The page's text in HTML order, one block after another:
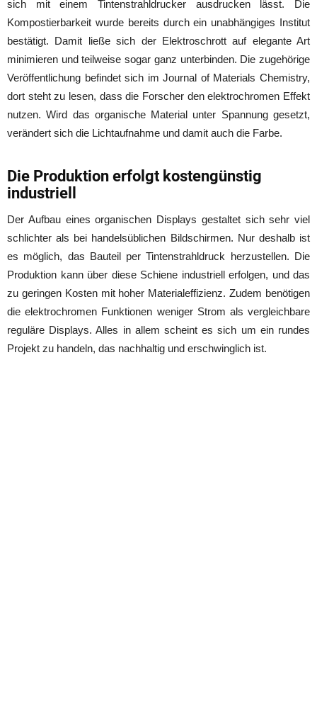
sich mit einem Tintenstrahldrucker ausdrucken lässt. Die
Kompostierbarkeit wurde bereits durch ein unabhängiges Institut
bestätigt. Damit ließe sich der Elektroschrott auf elegante Art
minimieren und teilweise sogar ganz unterbinden. Die zugehörige
Veröffentlichung befindet sich im Journal of Materials Chemistry,
dort steht zu lesen, dass die Forscher den elektrochromen Effekt
nutzen. Wird das organische Material unter Spannung gesetzt,
verändert sich die Lichtaufnahme und damit auch die Farbe.
Die Produktion erfolgt kostengünstig
industriell
Der Aufbau eines organischen Displays gestaltet sich sehr viel
schlichter als bei handelsüblichen Bildschirmen. Nur deshalb ist
es möglich, das Bauteil per Tintenstrahldruck herzustellen. Die
Produktion kann über diese Schiene industriell erfolgen, und das
zu geringen Kosten mit hoher Materialeffizienz. Zudem benötigen
die elektrochromen Funktionen weniger Strom als vergleichbare
reguläre Displays. Alles in allem scheint es sich um ein rundes
Projekt zu handeln, das nachhaltig und erschwinglich ist.